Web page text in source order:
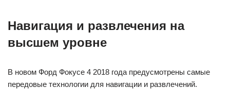
Навигация и развлечения на
высшем уровне
В новом Форд Фокусе 4 2018 года предусмотрены самые
передовые технологии для навигации и развлечений.